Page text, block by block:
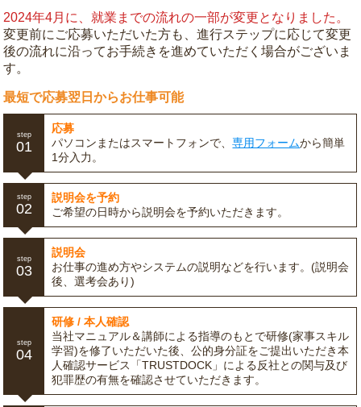
2024年4月に、就業までの流れの一部が変更となりました。
変更前にご応募いただいた方も、進行ステップに応じて変更
後の流れに沿ってお手続きを進めていただく場合がございま
す。
最短で応募翌日からお仕事可能
step
01
応募
パソコンまたはスマートフォンで、専用フォームから簡単
1分入力。
step
02
説明会を予約
ご希望の日時から説明会を予約いただきます。
step
03
説明会
お仕事の進め方やシステムの説明などを行います。(説明会
後、選考会あり)
step
04
研修 / 本人確認
当社マニュアル＆講師による指導のもとで研修(家事スキル
学習)を修了いただいた後、公的身分証をご提出いただき本
人確認サービス「TRUSTDOCK」による反社との関与及び
犯罪歴の有無を確認させていただきます。